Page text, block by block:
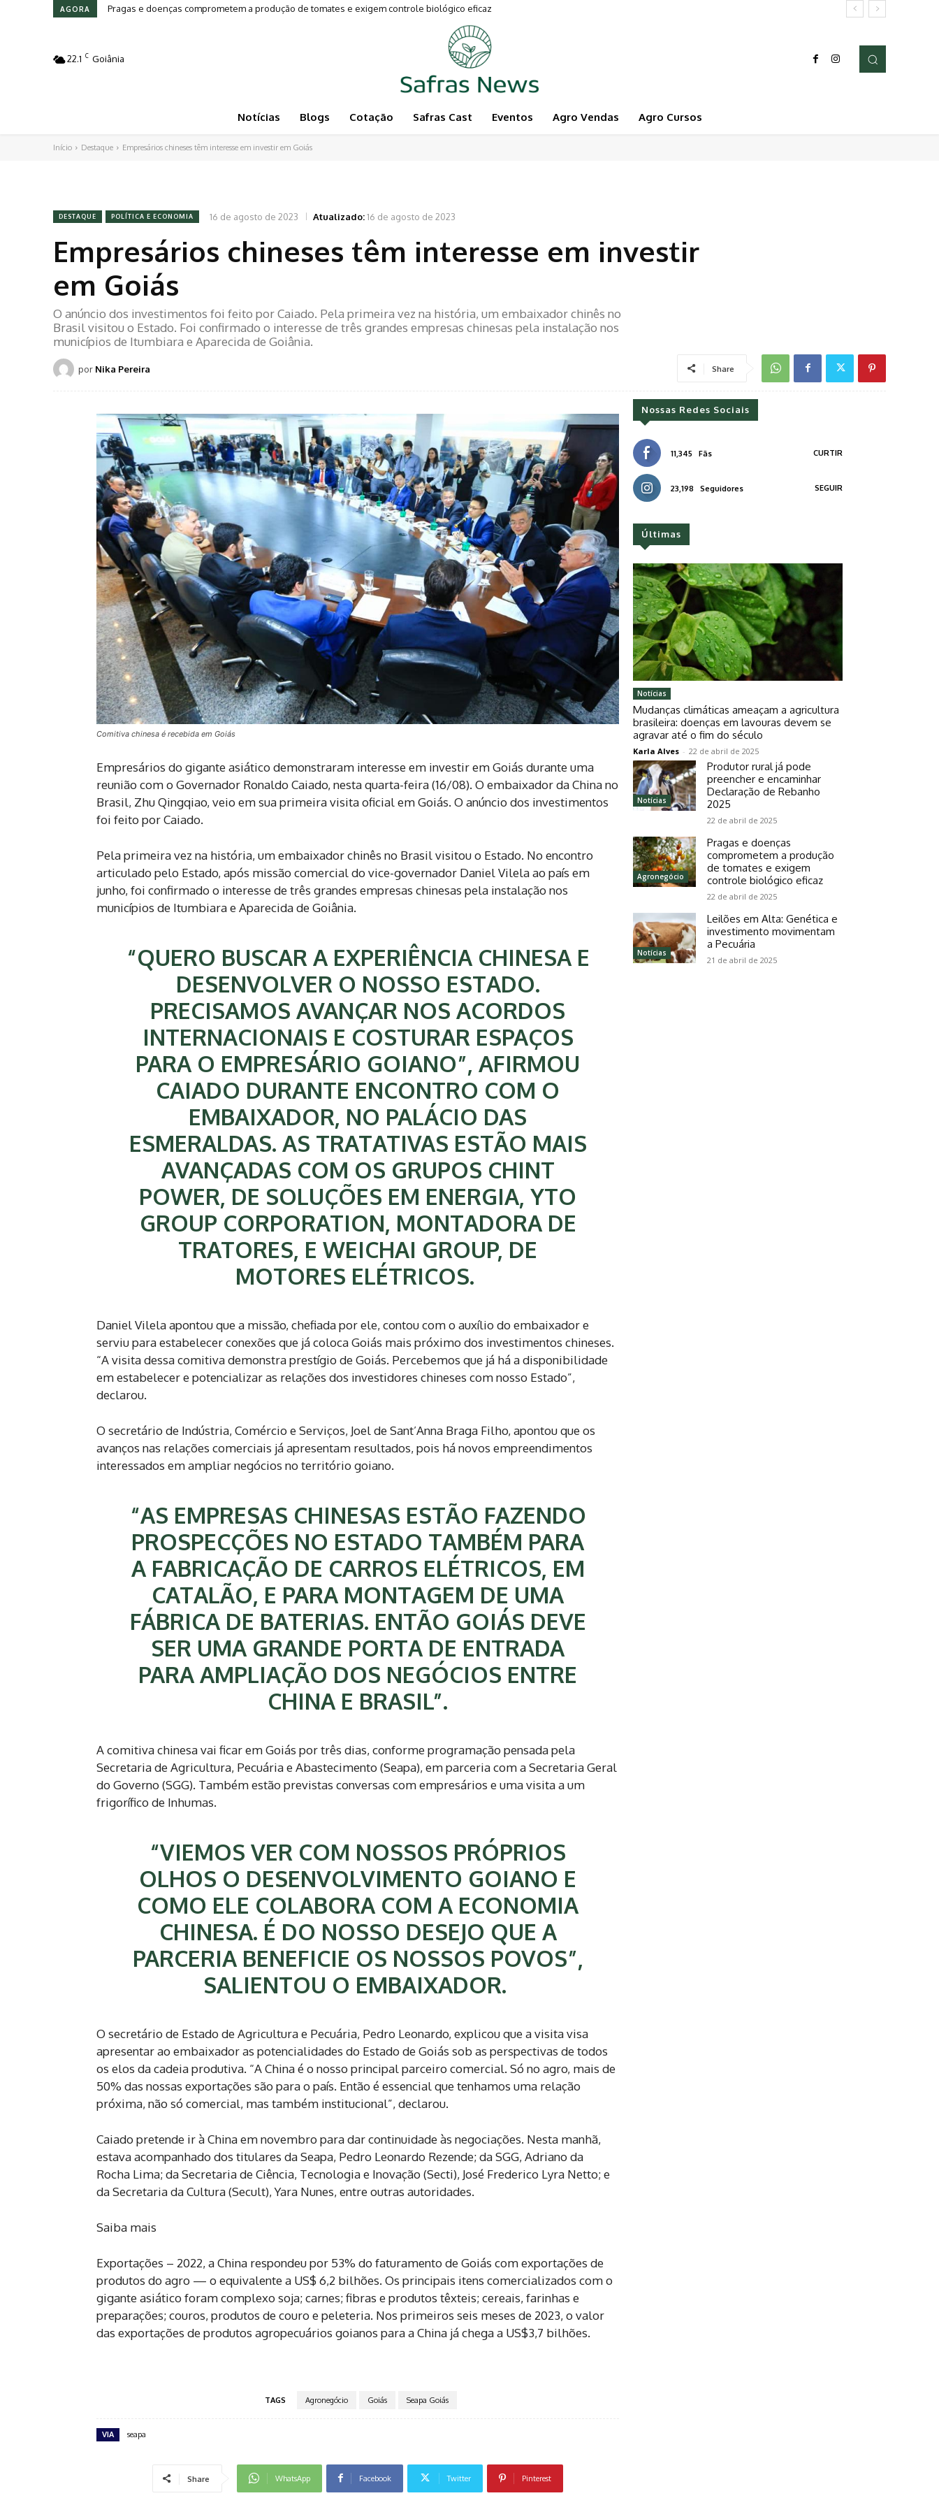
AGORA Pragas e doenças comprometem a produção de tomates e exigem controle biológico eficaz
Leilões em Alta: Genética e investimento movimentam a Pecuária
22.1 C Goiânia
Notícias Blogs Cotação Safras Cast Eventos Agro Vendas Agro Cursos
Início Destaque Empresários chineses têm interesse em investir em Goiás
DESTAQUE POLÍTICA E ECONOMIA 16 de agosto de 2023 Atualizado:16 de agosto de 2023
Empresários chineses têm interesse em investir
em Goiás
O anúncio dos investimentos foi feito por Caiado. Pela primeira vez na história, um embaixador chinês no
Brasil visitou o Estado. Foi confirmado o interesse de três grandes empresas chinesas pela instalação nos
municípios de Itumbiara e Aparecida de Goiânia.
por Nika Pereira Share
Comitiva chinesa é recebida em Goiás
Empresários do gigante asiático demonstraram interesse em investir em Goiás durante uma
reunião com o Governador Ronaldo Caiado, nesta quarta-feira (16/08). O embaixador da China no
Brasil, Zhu Qingqiao, veio em sua primeira visita oficial em Goiás. O anúncio dos investimentos
foi feito por Caiado.
Pela primeira vez na história, um embaixador chinês no Brasil visitou o Estado. No encontro
articulado pelo Estado, após missão comercial do vice-governador Daniel Vilela ao país em
junho, foi confirmado o interesse de três grandes empresas chinesas pela instalação nos
municípios de Itumbiara e Aparecida de Goiânia.
“QUERO BUSCAR A EXPERIÊNCIA CHINESA E
DESENVOLVER O NOSSO ESTADO.
PRECISAMOS AVANÇAR NOS ACORDOS
INTERNACIONAIS E COSTURAR ESPAÇOS
PARA O EMPRESÁRIO GOIANO”, AFIRMOU
CAIADO DURANTE ENCONTRO COM O
EMBAIXADOR, NO PALÁCIO DAS
ESMERALDAS. AS TRATATIVAS ESTÃO MAIS
AVANÇADAS COM OS GRUPOS CHINT
POWER, DE SOLUÇÕES EM ENERGIA, YTO
GROUP CORPORATION, MONTADORA DE
TRATORES, E WEICHAI GROUP, DE
MOTORES ELÉTRICOS.
Daniel Vilela apontou que a missão, chefiada por ele, contou com o auxílio do embaixador e
serviu para estabelecer conexões que já coloca Goiás mais próximo dos investimentos chineses.
“A visita dessa comitiva demonstra prestígio de Goiás. Percebemos que já há a disponibilidade
em estabelecer e potencializar as relações dos investidores chineses com nosso Estado”,
declarou.
O secretário de Indústria, Comércio e Serviços, Joel de Sant’Anna Braga Filho, apontou que os
avanços nas relações comerciais já apresentam resultados, pois há novos empreendimentos
interessados em ampliar negócios no território goiano.
“AS EMPRESAS CHINESAS ESTÃO FAZENDO
PROSPECÇÕES NO ESTADO TAMBÉM PARA
A FABRICAÇÃO DE CARROS ELÉTRICOS, EM
CATALÃO, E PARA MONTAGEM DE UMA
FÁBRICA DE BATERIAS. ENTÃO GOIÁS DEVE
SER UMA GRANDE PORTA DE ENTRADA
PARA AMPLIAÇÃO DOS NEGÓCIOS ENTRE
CHINA E BRASIL”.
A comitiva chinesa vai ficar em Goiás por três dias, conforme programação pensada pela
Secretaria de Agricultura, Pecuária e Abastecimento (Seapa), em parceria com a Secretaria Geral
do Governo (SGG). Também estão previstas conversas com empresários e uma visita a um
frigorífico de Inhumas.
“VIEMOS VER COM NOSSOS PRÓPRIOS
OLHOS O DESENVOLVIMENTO GOIANO E
COMO ELE COLABORA COM A ECONOMIA
CHINESA. É DO NOSSO DESEJO QUE A
PARCERIA BENEFICIE OS NOSSOS POVOS”,
SALIENTOU O EMBAIXADOR.
O secretário de Estado de Agricultura e Pecuária, Pedro Leonardo, explicou que a visita visa
apresentar ao embaixador as potencialidades do Estado de Goiás sob as perspectivas de todos
os elos da cadeia produtiva. “A China é o nosso principal parceiro comercial. Só no agro, mais de
50% das nossas exportações são para o país. Então é essencial que tenhamos uma relação
próxima, não só comercial, mas também institucional”, declarou.
Caiado pretende ir à China em novembro para dar continuidade às negociações. Nesta manhã,
estava acompanhado dos titulares da Seapa, Pedro Leonardo Rezende; da SGG, Adriano da
Rocha Lima; da Secretaria de Ciência, Tecnologia e Inovação (Secti), José Frederico Lyra Netto; e
da Secretaria da Cultura (Secult), Yara Nunes, entre outras autoridades.
Saiba mais
Exportações – 2022, a China respondeu por 53% do faturamento de Goiás com exportações de
produtos do agro — o equivalente a US$ 6,2 bilhões. Os principais itens comercializados com o
gigante asiático foram complexo soja; carnes; fibras e produtos têxteis; cereais, farinhas e
preparações; couros, produtos de couro e peleteria. Nos primeiros seis meses de 2023, o valor
das exportações de produtos agropecuários goianos para a China já chega a US$3,7 bilhões.
TAGS Agronegócio Goiás Seapa Goiás
VIA seapa
Share WhatsApp Facebook Twitter Pinterest
Nossas Redes Sociais
11,345 Fãs CURTIR
23,198 Seguidores SEGUIR
Últimas
Notícias
Mudanças climáticas ameaçam a agricultura
brasileira: doenças em lavouras devem se
agravar até o fim do século
Karla Alves - 22 de abril de 2025
Notícias
Produtor rural já pode
preencher e encaminhar
Declaração de Rebanho
2025
22 de abril de 2025
Agronegócio
Pragas e doenças
comprometem a produção
de tomates e exigem
controle biológico eficaz
22 de abril de 2025
Notícias
Leilões em Alta: Genética e
investimento movimentam
a Pecuária
21 de abril de 2025